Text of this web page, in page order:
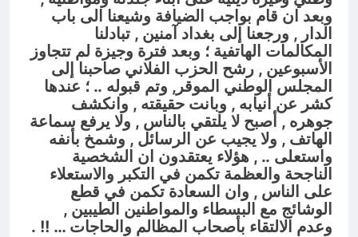
وبعد ان قام بواجب الضيافة وشيعنا الى باب
الدار , ورجعنا إلى بغداد آمنين , تبادلنا
المكالمات الهاتفية ؛ وبعد فترة وجيزة لم تتجاوز
الأسبوعين , رشح الحزب الفلاني صاحبنا إلى
المجلس الوطني الموقر, وتم قبوله .. ؛ عندها
كشر عن أنيابه , وبانت حقيقته , وانكشف
جوهره , أصبح لا يلتقي بالناس , ولا يرفع سماعة
الهاتف , ولا يجيب عن الرسائل , وشمخ بأنفه
واستعلى .. , هؤلاء يعتقدون ان الشخصية
الناجحة والعظمة تكمن في التكبر والاستعلاء
على الناس , وان السعادة تكمن في قطع
الوشائج مع البسطاء والمواطنين الطيبين ,
وعدم الالتقاء بأصحاب المظالم والحاجات … !! .